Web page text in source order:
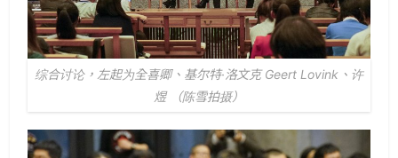
综合讨论，左起为全喜卿、基尔特·洛文克 Geert Lovink、许
煜 （陈雪拍摄）